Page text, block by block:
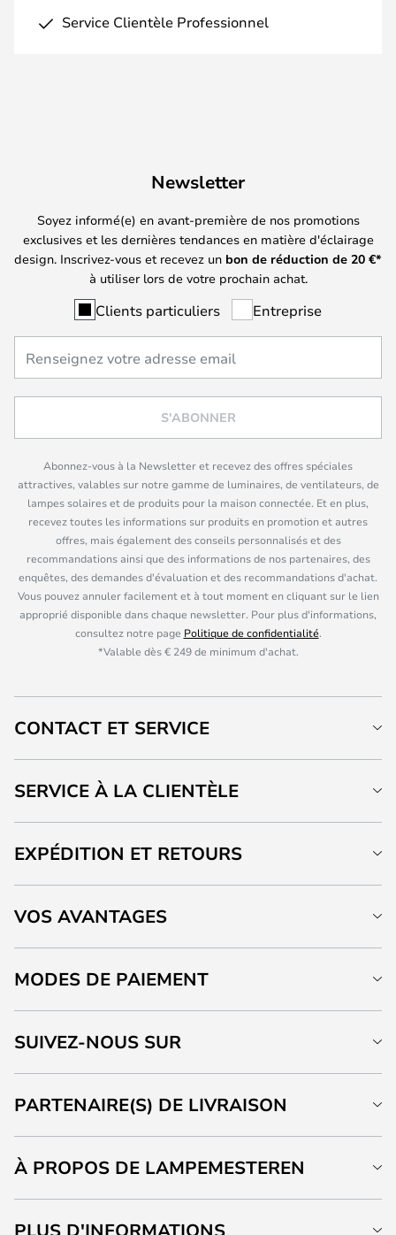
Service Clientèle Professionnel
Newsletter
Soyez informé(e) en avant-première de nos promotions
exclusives et les dernières tendances en matière d'éclairage
design. Inscrivez-vous et recevez un bon de réduction de 20 €*
à utiliser lors de votre prochain achat.
Clients particuliers Entreprise
S'ABONNER
Abonnez-vous à la Newsletter et recevez des offres spéciales
attractives, valables sur notre gamme de luminaires, de ventilateurs, de
lampes solaires et de produits pour la maison connectée. Et en plus,
recevez toutes les informations sur produits en promotion et autres
offres, mais également des conseils personnalisés et des
recommandations ainsi que des informations de nos partenaires, des
enquêtes, des demandes d'évaluation et des recommandations d'achat.
Vous pouvez annuler facilement et à tout moment en cliquant sur le lien
approprié disponible dans chaque newsletter. Pour plus d'informations,
consultez notre page Politique de confidentialité.
*Valable dès € 249 de minimum d'achat.
CONTACT ET SERVICE
SERVICE À LA CLIENTÈLE
EXPÉDITION ET RETOURS
VOS AVANTAGES
MODES DE PAIEMENT
SUIVEZ-NOUS SUR
PARTENAIRE(S) DE LIVRAISON
À PROPOS DE LAMPEMESTEREN
PLUS D'INFORMATIONS